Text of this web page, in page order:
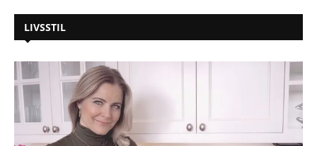
LIVSSTIL